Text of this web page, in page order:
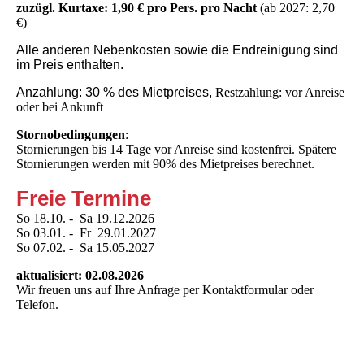
zuzügl. Kurtaxe: 1,90 € pro Pers. pro Nacht (ab 2027: 2,70
€)
Alle anderen Nebenkosten sowie die Endreinigung sind
im Preis enthalten.
Anzahlung: 30 % des Mietpreises, Restzahlung: vor Anreise
oder bei Ankunft
Stornobedingungen:
Stornierungen bis 14 Tage vor Anreise sind kostenfrei. Spätere
Stornierungen werden mit 90% des Mietpreises berechnet.
Freie Termine
So 18.10. - Sa 19.12.2026
So 03.01. - Fr 29.01.2027
So 07.02. - Sa 15.05.2027
aktualisiert: 02.08.2026
Wir freuen uns auf Ihre Anfrage per Kontaktformular oder
Telefon.